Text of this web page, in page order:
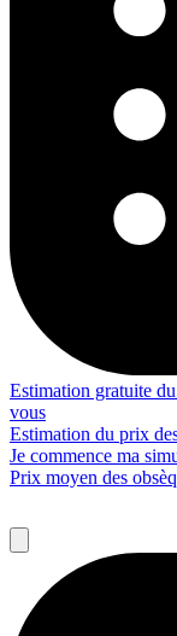
Estimation gratuite
vous
Estimation du prix
Je commence ma
Prix moyen des